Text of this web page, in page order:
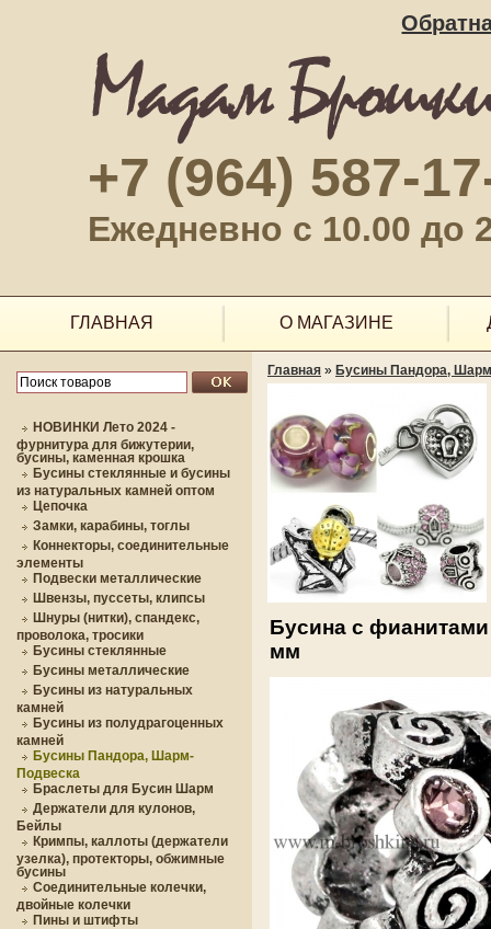
+7 (964) 587-
Ежедневно с 10.00 до
ГЛАВНАЯ О МАГАЗИНЕ
НОВИНКИ Лето 2024 -
фурнитура для бижутерии,
бусины, каменная крошка
Бусины стеклянные и бусины
из натуральных камней оптом
Цепочка
Замки, карабины, тоглы
Коннекторы, соединительные
элементы
Подвески металлические
Швензы, пуссеты, клипсы
Шнуры (нитки), спандекс,
проволока, тросики
Бусины стеклянные
Бусины металлические
Бусины из натуральных
камней
Бусины из полудрагоценных
камней
Бусины Пандора, Шарм-
Подвеска
Браслеты для Бусин Шарм
Держатели для кулонов,
Бейлы
Кримпы, каллоты (держатели
узелка), протекторы, обжимные
бусины
Соединительные колечки,
двойные колечки
Пины и штифты
Главная » Бусины Пандора,
Бусина с
мм